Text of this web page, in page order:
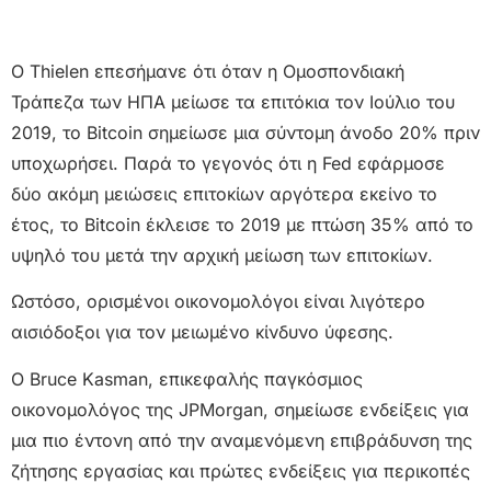
Ο Thielen επεσήμανε ότι όταν η Ομοσπονδιακή
Τράπεζα των ΗΠΑ μείωσε τα επιτόκια τον Ιούλιο του
2019, το Bitcoin σημείωσε μια σύντομη άνοδο 20% πριν
υποχωρήσει. Παρά το γεγονός ότι η Fed εφάρμοσε
δύο ακόμη μειώσεις επιτοκίων αργότερα εκείνο το
έτος, το Bitcoin έκλεισε το 2019 με πτώση 35% από το
υψηλό του μετά την αρχική μείωση των επιτοκίων.
Ωστόσο, ορισμένοι οικονομολόγοι είναι λιγότερο
αισιόδοξοι για τον μειωμένο κίνδυνο ύφεσης.
Ο Bruce Kasman, επικεφαλής παγκόσμιος
οικονομολόγος της JPMorgan, σημείωσε ενδείξεις για
μια πιο έντονη από την αναμενόμενη επιβράδυνση της
ζήτησης εργασίας και πρώτες ενδείξεις για περικοπές